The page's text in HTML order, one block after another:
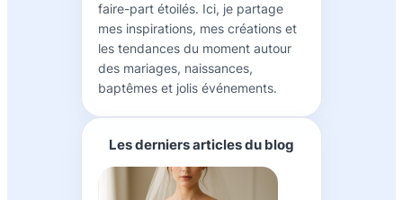
faire-part étoilés. Ici, je partage
mes inspirations, mes créations et
les tendances du moment autour
des mariages, naissances,
baptêmes et jolis événements.
Les derniers articles du blog